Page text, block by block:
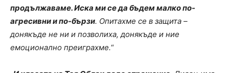
продължаваме. Иска ми се да бъдем малко по-
агресивни и по-бързи. Опитахме се в защита –
донякъде не ни и позволиха, донякъде и ние
емоционално преиграхме.“